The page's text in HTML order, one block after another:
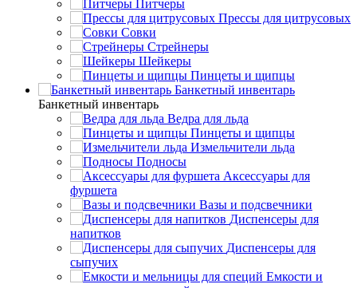
Питчеры
Прессы для цитрусовых
Совки
Стрейнеры
Шейкеры
Пинцеты и щипцы
Банкетный инвентарь
Банкетный инвентарь
Ведра для льда
Пинцеты и щипцы
Измельчители льда
Подносы
Аксессуары для
фуршета
Вазы и подсвечники
Диспенсеры для
напитков
Диспенсеры для
сыпучих
Емкости и